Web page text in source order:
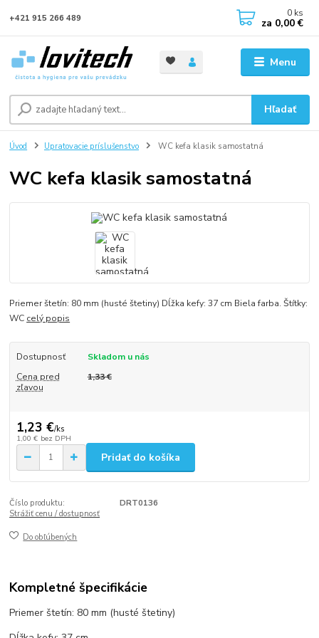
Menu
Hľadať
+421 915 266 489 0 ks
za 0,00 €
Úvod Upratovacie príslušenstvo WC kefa klasik samostatná
WC kefa klasik samostatná
Priemer štetín: 80 mm (husté štetiny) Dĺžka kefy: 37 cm Biela farba. Štítky:
WC celý popis
Dostupnosť
Skladom u nás
Cena pred
zľavou
1,33 €
1,23 €/ks
1,00 € bez DPH
Pridať do košíka
Číslo produktu:
DRT0136
Strážiť cenu / dostupnosť
Do obľúbených
Kompletné špecifikácie
Priemer štetín: 80 mm (husté štetiny)